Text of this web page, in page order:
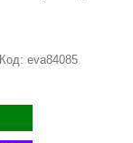
Код: eva84085